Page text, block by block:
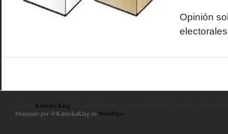
Opinión
Katiuska King
Manejado por @KatiuskaKing en WordPress